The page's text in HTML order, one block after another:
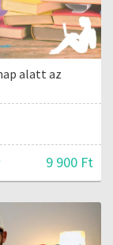
alatt az
9 900 Ft